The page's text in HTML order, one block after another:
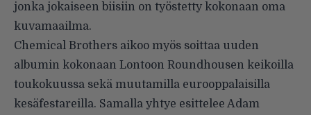
jonka jokaiseen biisiin on työstetty kokonaan oma
kuvamaailma.
Chemical Brothers aikoo myös soittaa uuden
albumin kokonaan Lontoon Roundhousen keikoilla
toukokuussa sekä muutamilla eurooppalaisilla
kesäfestareilla. Samalla yhtye esittelee Adam